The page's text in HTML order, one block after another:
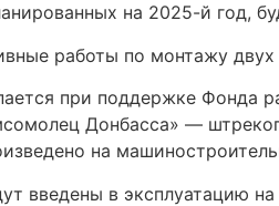
на 2025-й год,
работы по монтажу
при поддержке
Донбасса» —
на
введены в эксплуатацию